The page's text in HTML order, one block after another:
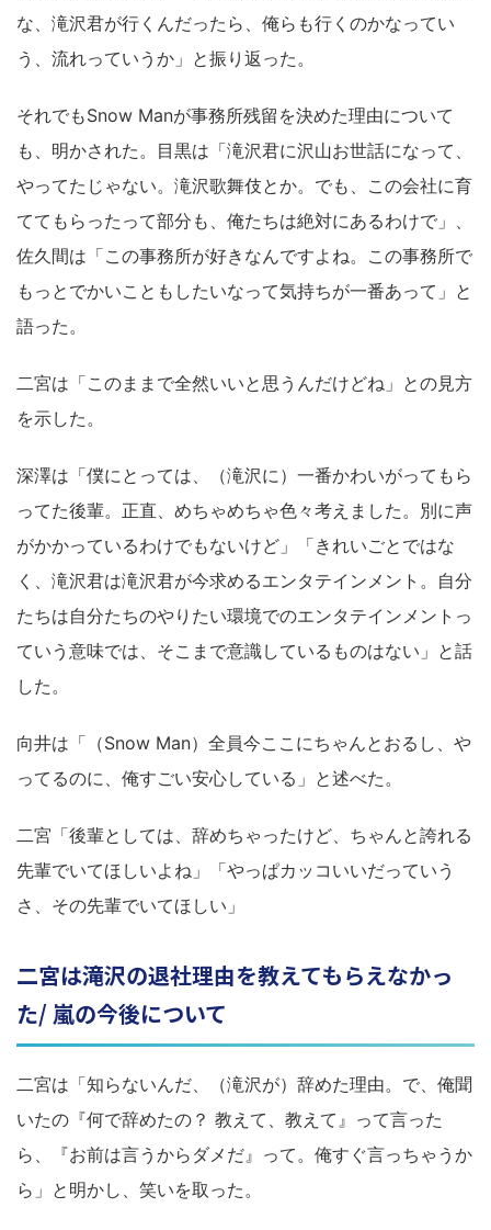
な、滝沢君が行くんだったら、俺らも行くのかなってい
う、流れっていうか」と振り返った。
それでもSnow Manが事務所残留を決めた理由について
も、明かされた。目黒は「滝沢君に沢山お世話になって、
やってたじゃない。滝沢歌舞伎とか。でも、この会社に育
ててもらったって部分も、俺たちは絶対にあるわけで」、
佐久間は「この事務所が好きなんですよね。この事務所で
もっとでかいこともしたいなって気持ちが一番あって」と
語った。
二宮は「このままで全然いいと思うんだけどね」との見方
を示した。
深澤は「僕にとっては、（滝沢に）一番かわいがってもら
ってた後輩。正直、めちゃめちゃ色々考えました。別に声
がかかっているわけでもないけど」「きれいごとではな
く、滝沢君は滝沢君が今求めるエンタテインメント。自分
たちは自分たちのやりたい環境でのエンタテインメントっ
ていう意味では、そこまで意識しているものはない」と話
した。
向井は「（Snow Man）全員今ここにちゃんとおるし、や
ってるのに、俺すごい安心している」と述べた。
二宮「後輩としては、辞めちゃったけど、ちゃんと誇れる
先輩でいてほしいよね」「やっぱカッコいいだっていう
さ、その先輩でいてほしい」
二宮は滝沢の退社理由を教えてもらえなかっ
た/ 嵐の今後について
二宮は「知らないんだ、（滝沢が）辞めた理由。で、俺聞
いたの『何で辞めたの？ 教えて、教えて』って言った
ら、『お前は言うからダメだ』って。俺すぐ言っちゃうか
ら」と明かし、笑いを取った。